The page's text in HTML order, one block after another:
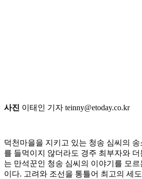
사진 이태인 기자 teinny@etoday.co.kr
덕천마을을 지키고 있는 청송 심씨의
를 들먹이지 않더라도 경주 최부자와
는 만석꾼인 청송 심씨의 이야기를 모
이다. 고려와 조선을 통틀어 최고의 세